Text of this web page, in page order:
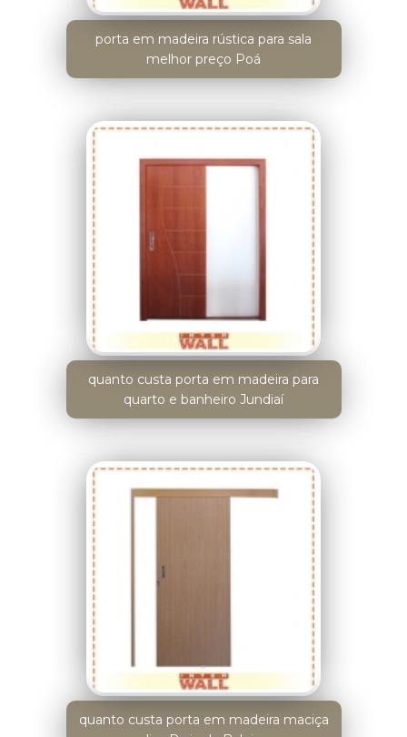
porta em madeira rústica para sala
melhor preço Poá
quanto custa porta em madeira para
quarto e banheiro Jundiaí
quanto custa porta em madeira maciça